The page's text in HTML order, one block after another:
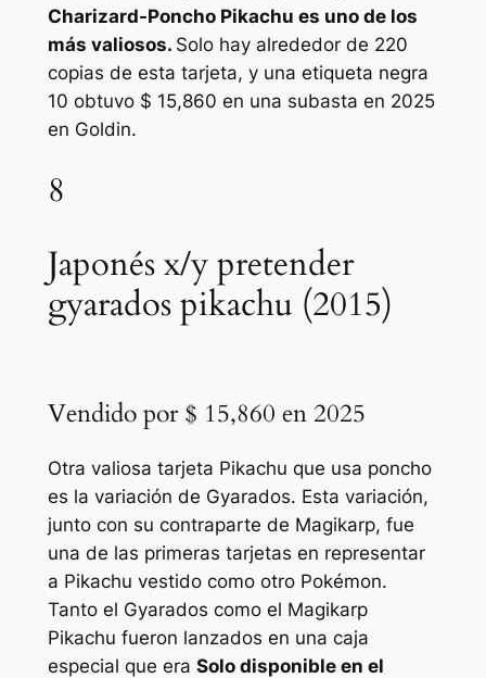
Charizard-Poncho Pikachu es uno de los
más valiosos. Solo hay alrededor de 220
copias de esta tarjeta, y una etiqueta negra
10 obtuvo $ 15,860 en una subasta en 2025
en Goldin.
8
Japonés x/y pretender
gyarados pikachu (2015)
Vendido por $ 15,860 en 2025
Otra valiosa tarjeta Pikachu que usa poncho
es la variación de Gyarados. Esta variación,
junto con su contraparte de Magikarp, fue
una de las primeras tarjetas en representar
a Pikachu vestido como otro Pokémon.
Tanto el Gyarados como el Magikarp
Pikachu fueron lanzados en una caja
especial que era Solo disponible en el